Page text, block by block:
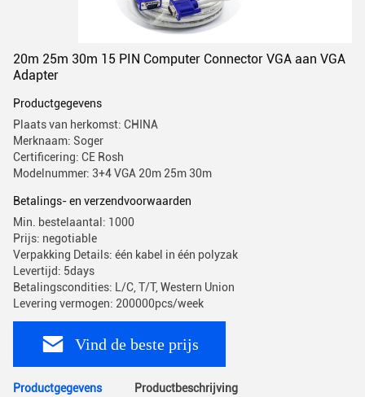
20m 25m 30m 15 PIN Computer Connector VGA aan VGA
Adapter
Productgegevens
Plaats van herkomst: CHINA
Merknaam: Soger
Certificering: CE Rosh
Modelnummer: 3+4 VGA 20m 25m 30m
Betalings- en verzendvoorwaarden
Min. bestelaantal: 1000
Prijs: negotiable
Verpakking Details: één kabel in één polyzak
Levertijd: 5days
Betalingscondities: L/C, T/T, Western Union
Levering vermogen: 200000pcs/week
Vind de beste prijs
Productgegevens Productbeschrijving